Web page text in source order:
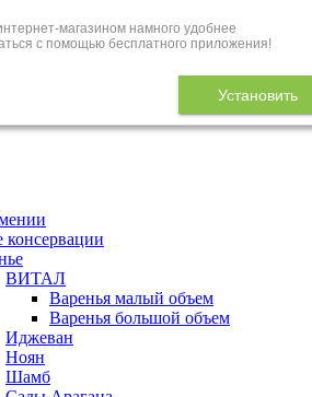
магазином намного удобнее
с помощью бесплатного приложения!
Установить
ВИТАЛ
Варенья малый объем
Варенья большой объем
Иджеван
Ноян
Шамб